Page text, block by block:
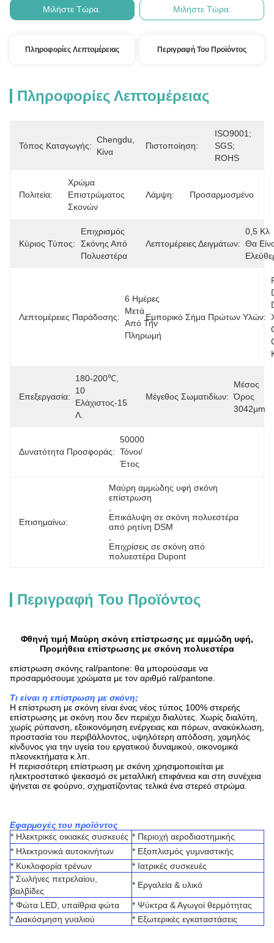
Μιλήστε Τώρα.
Μιλήστε Τώρα.
Πληροφορίες Λεπτομέρειας Περιγραφή Του Προϊόντος
Πληροφορίες Λεπτομέρειας
Τόπος Καταγωγής:
Chengdu,
Κίνα
Πιστοποίηση:
ISO9001;
SGS;
ROHS
Πολιτεία:
Χρώμα
Επιστρώματος
Σκονών
Λάμψη: Προσαρμοσμένο
Κύριος Τύπος:
Επιχρισμός
Σκόνης Από
Πολυεστέρα
Λεπτομέρειες Δειγμάτων:
0,5 Κλ
Θα
Λεπτομέρειες Παράδοσης:
6 Ημέρες
Μετά
Από Την
Πληρωμή
Εμπορικό Σήμα Πρώτων Υλών:
Επεξεργασία:
180-200℃,
10
Ελάχιστος-15
Λ.
Μέγεθος Σωματιδίων:
Μέσος
Όρος
3042μm
Δυνατότητα Προσφοράς:
50000
Τόνοι/
Έτος
Επισημαίνω:
Μαύρη αμμώδης υφή σκόνη
επίστρωση
Επικάλυψη σε σκόνη πολυεστέρα
από ρητίνη DSM
Επιχρίσεις σε σκόνη από
πολυεστέρα Dupont
Περιγραφή Του Προϊόντος
Φθηνή τιμή Μαύρη σκόνη επίστρωσης με αμμώδη υφή,
Προμήθεια επίστρωσης με σκόνη πολυεστέρα
επίστρωση σκόνης ral/pantone: θα μπορούσαμε να
προσαρμόσουμε χρώματα με τον αριθμό ral/pantone.
Τι είναι η επίστρωση με σκόνη;
Η επίστρωση με σκόνη είναι ένας νέος τύπος 100% στερεής
επίστρωσης με σκόνη που δεν περιέχει διαλύτες. Χωρίς διαλύτη,
χωρίς ρύπανση, εξοικονόμηση ενέργειας και πόρων, ανακύκλωση,
προστασία του περιβάλλοντος, υψηλότερη απόδοση, χαμηλός
κίνδυνος για την υγεία του εργατικού δυναμικού, οικονομικά
πλεονεκτήματα κ.λπ.
Η περισσότερη επίστρωση με σκόνη χρησιμοποιείται με
ηλεκτροστατικό ψεκασμό σε μεταλλική επιφάνεια και στη συνέχεια
ψήνεται σε φούρνο, σχηματίζοντας τελικά ένα στερεό στρώμα.
Εφαρμογές του προϊόντος
* Ηλεκτρικές οικιακές συσκευές * Περιοχή αεροδιαστημικής
* Ηλεκτρονικά αυτοκινήτων
* Εξοπλισμός γυμναστικής
* Κυκλοφορία τρένων
* Ιατρικές συσκευές
* Σωλήνες πετρελαίου,
βαλβίδες
* Εργαλεία & υλικό
* Φώτα LED, υπαίθρια φώτα
* Ψύκτρα & Αγωγοί θερμότητας
* Διακόσμηση γυαλιού
* Εξωτερικές εγκαταστάσεις